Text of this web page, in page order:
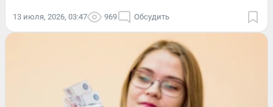
13 июля, 2026, 03:47 969 Обсудить